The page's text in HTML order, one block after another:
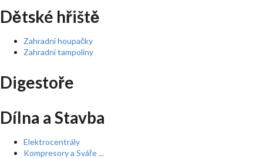
Dětské hřiště
Zahradní houpačky
Zahradní tampolíny
Digestoře
Dílna a Stavba
Elektrocentrály
Kompresory a Sváře ...